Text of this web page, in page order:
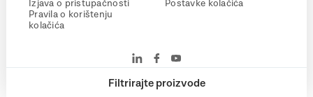
Filtrirajte proizvode
Izjava o pristupačnosti
Pravila o korištenju
kolačića
Postavke kolačića